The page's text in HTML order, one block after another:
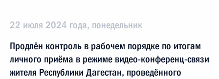
22 июля 2024 года, понедельник
Продлён контроль в рабочем порядке по итогам
личного приёма в режиме видео-конференц-связи
жителя Республики Дагестан, проведённого